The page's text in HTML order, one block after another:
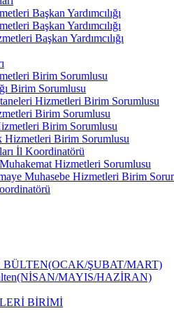
Başkan Yardımcılığı
Başkan Yardımcılığı
Başkan Yardımcılığı
Birim Sorumlusu
Birim Sorumlusu
Hizmetleri Birim Sorumlusu
Birim Sorumlusu
Birim Sorumlusu
Hizmetleri Birim Sorumlusu
İl Koordinatörü
Hizmetleri Sorumlusu
Muhasebe Hizmetleri Birim
BÜLTEN(OCAK/ŞUBAT/MART)
MAYIS/HAZİRAN)
BİRİMİ